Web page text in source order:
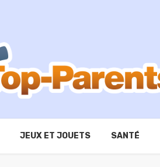
JEUX ET JOUETS SANTÉ